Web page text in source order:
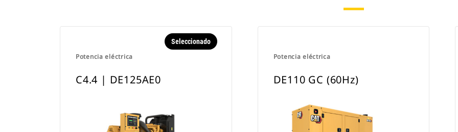
Potencia eléctrica
Seleccionado
C4.4 | DE125AE0
Potencia eléctrica
DE110 GC (60Hz)